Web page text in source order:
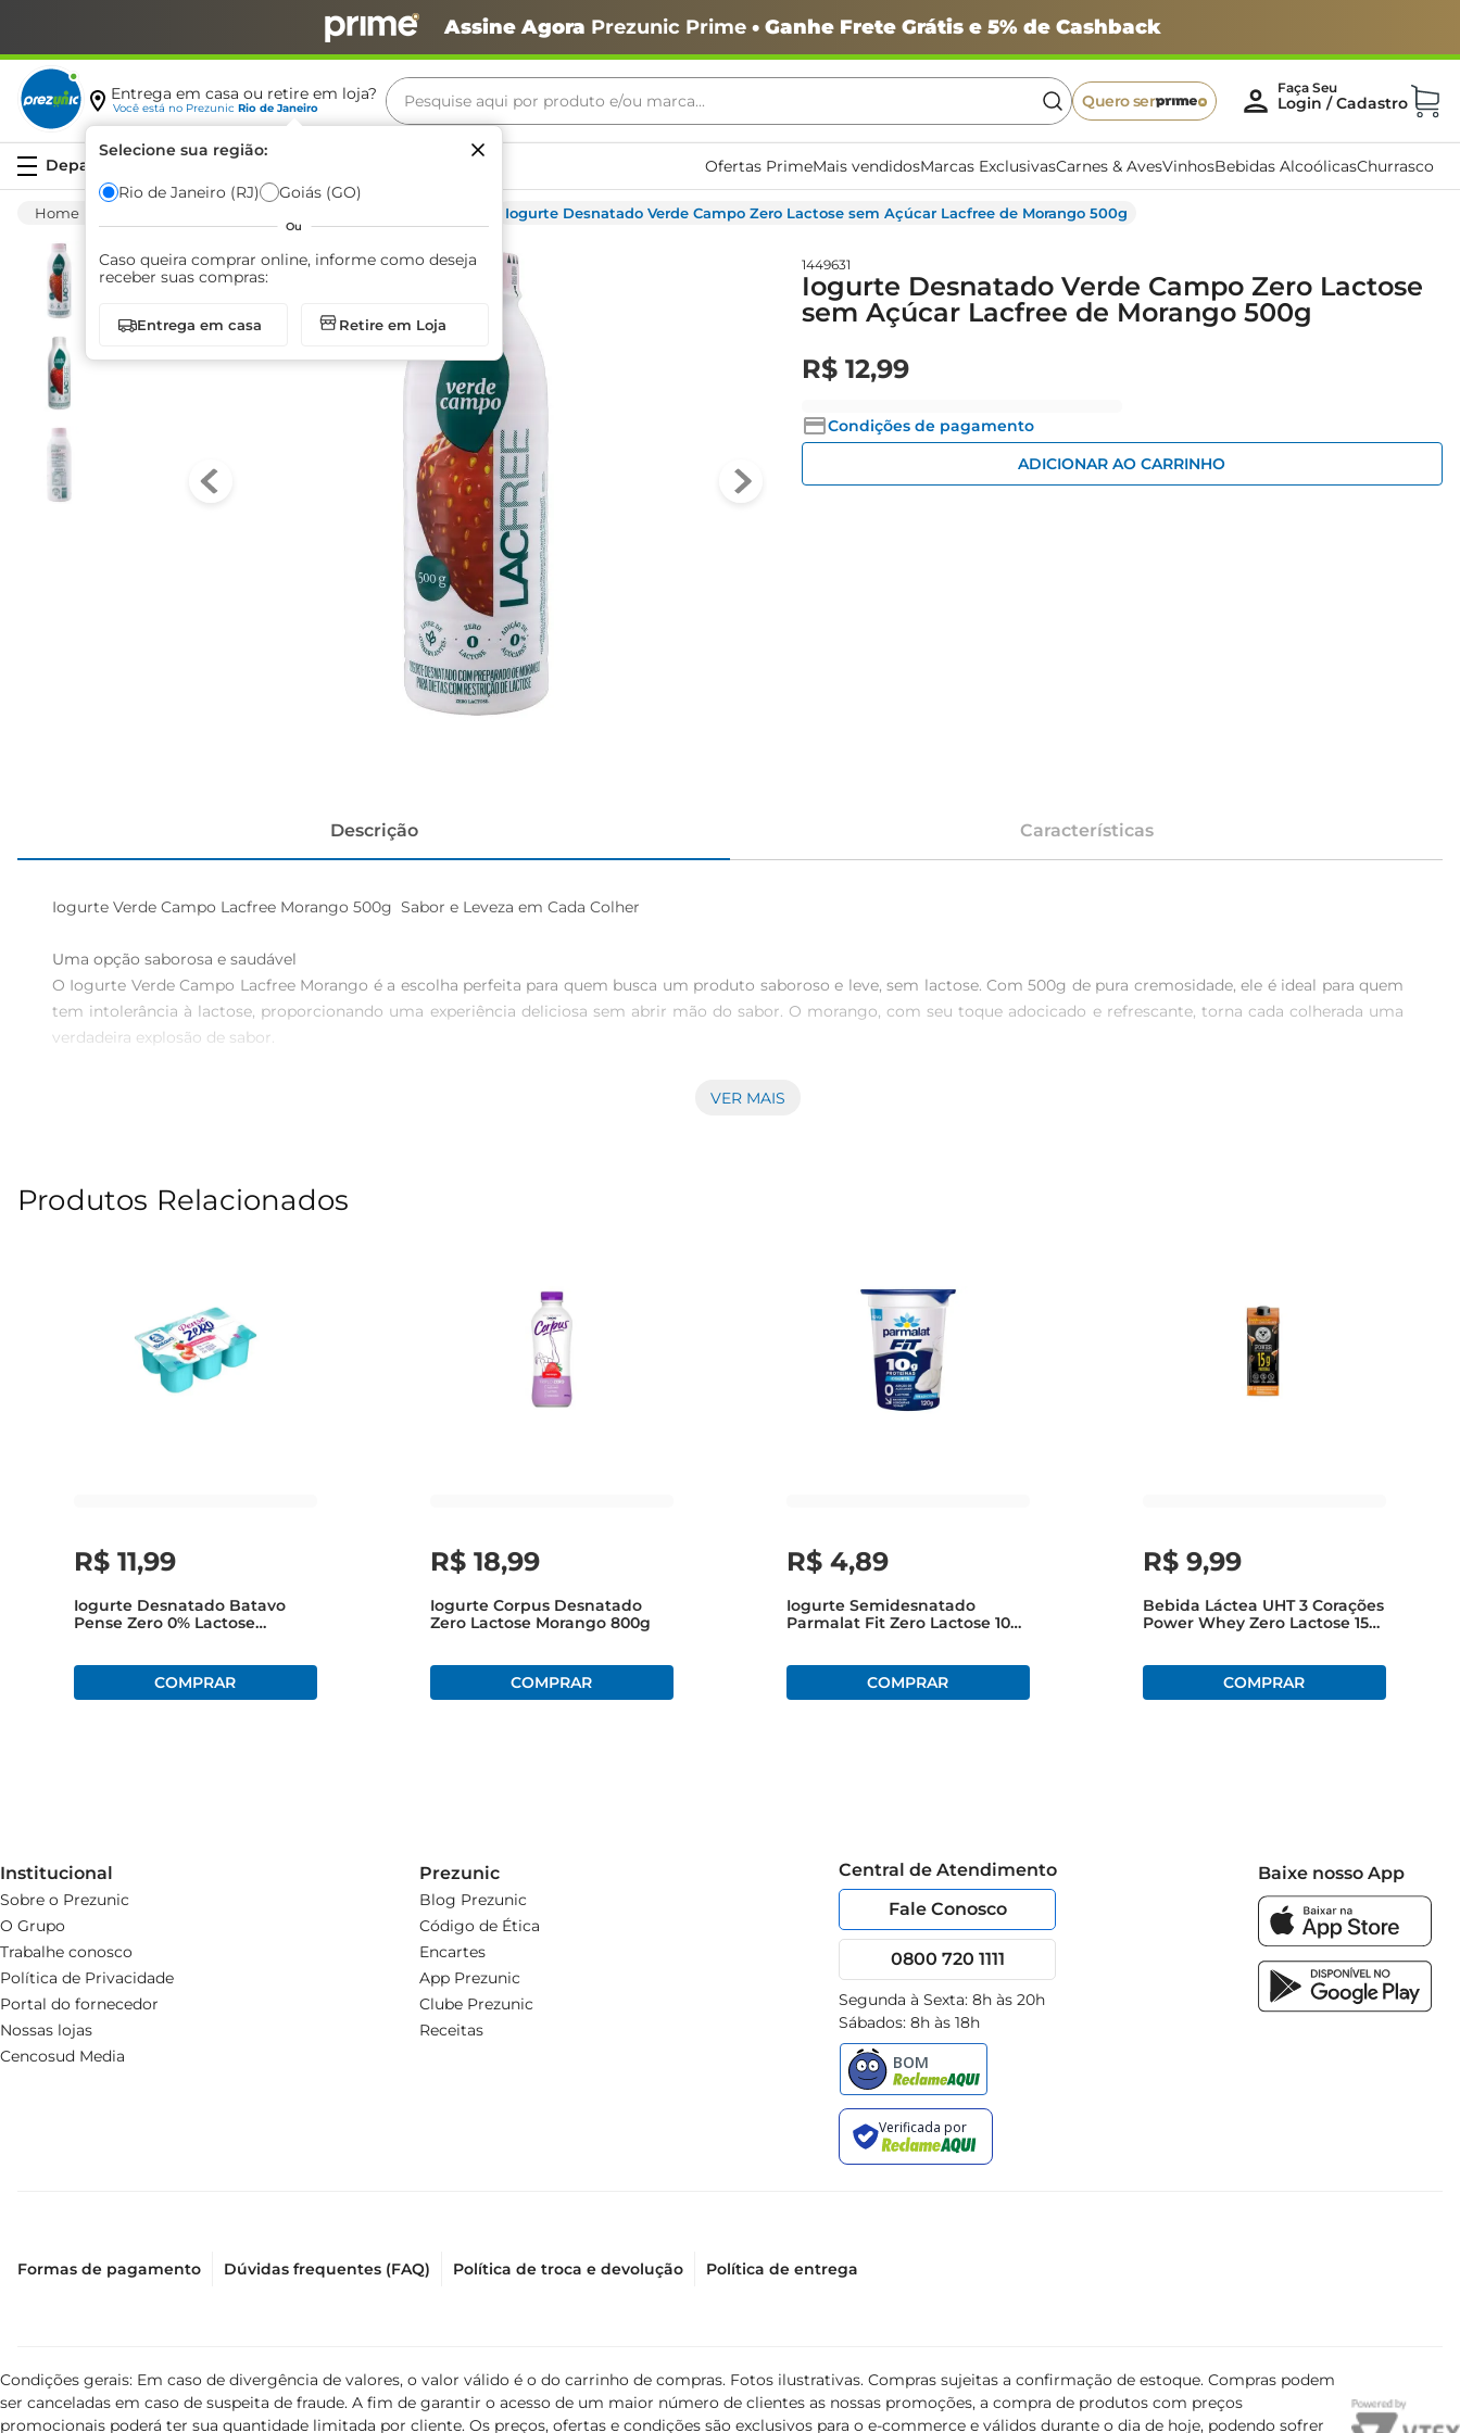
Assine Agora Prezunic Prime• Ganhe Frete Grátis e 5% de Cashback
Entrega em casa ou retire em loja?
Você está no Prezunic Rio de Janeiro
Selecione sua região:
Rio de Janeiro (RJ) Goiás (GO)
Ou
Caso queira comprar online, informe como deseja
receber suas compras:
Entrega em casa Retire em Loja
Pesquise aqui por produto e/ou marca...
Quero ser
Ofertas PrimeMais vendidosMarcas ExclusivasCarnes & AvesVinhosBebidas AlcoólicasChurrasco
Iogurte Desnatado Verde Campo Zero Lactose sem Açúcar Lacfree de Morango 500g
1449631
Iogurte Desnatado Verde Campo Zero Lactose
sem Açúcar Lacfree de Morango 500g
R$ 12,99
Condições de pagamento
ADICIONAR AO CARRINHO
Descrição Características
Iogurte Verde Campo Lacfree Morango 500g  Sabor e Leveza em Cada Colher
Uma opção saborosa e saudável
O Iogurte Verde Campo Lacfree Morango é a escolha perfeita para quem busca um produto saboroso e leve, sem lactose. Com 500g de pura cremosidade, ele é ideal para quem
tem intolerância à lactose, proporcionando uma experiência deliciosa sem abrir mão do sabor. O morango, com seu toque adocicado e refrescante, torna cada colherada uma
verdadeira explosão de sabor.
Compromisso com a qualidade
A Verde Campo é reconhecida pela sua dedicação à qualidade e ao bemestar dos consumidores. O Iogurte Lacfree é produzido com ingredientes selecionados, garantindo um
produto que respeita os mais altos padrões de qualidade. Cada pote é elaborado com cuidado, para que você possa desfrutar de um alimento que une sabor e saúde.
VER MAIS
Produtos Relacionados
R$ 11,99
Iogurte Desnatado Batavo
Pense Zero 0% Lactose
R$ 18,99
Iogurte Corpus Desnatado
Zero Lactose Morango 800g
R$ 4,89
Iogurte Semidesnatado
Parmalat Fit Zero Lactose 10g
R$ 9,99
Bebida Láctea UHT 3 Corações
Power Whey Zero Lactose 15g
Institucional
Sobre o Prezunic
O Grupo
Trabalhe conosco
Política de Privacidade
Portal do fornecedor
Nossas lojas
Cencosud Media
Prezunic
Blog Prezunic
Código de Ética
Encartes
App Prezunic
Clube Prezunic
Receitas
Central de Atendimento
Fale Conosco
0800 720 1111
Segunda à Sexta: 8h às 20h
Sábados: 8h às 18h
Baixe nosso App
Formas de pagamento Dúvidas frequentes (FAQ) Política de troca e devolução Política de entrega
Condições gerais: Em caso de divergência de valores, o valor válido é o do carrinho de compras. Fotos ilustrativas. Compras sujeitas a confirmação de estoque. Compras podem
ser canceladas em caso de suspeita de fraude. A fim de garantir o acesso de um maior número de clientes as nossas promoções, a compra de produtos com preços
promocionais poderá ter sua quantidade limitada por cliente. Os preços, ofertas e condições são exclusivos para o e-commerce e válidos durante o dia de hoje, podendo sofrer
Termos mais buscados
café
azeite
biscoito
arroz
iogurte
papel higiênico
cerveja